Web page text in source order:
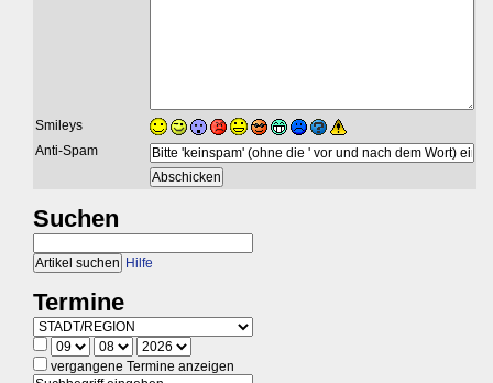
Smileys
Anti-Spam
Suchen
Hilfe
Termine
vergangene Termine anzeigen